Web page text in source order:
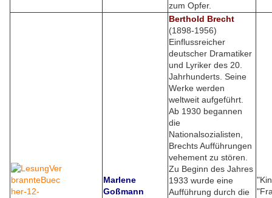
zum Opfer.
Marlene
Goßmann
Berthold Brecht
(1898-1956)
Einflussreicher
deutscher Dramatiker
und Lyriker des 20.
Jahrhunderts. Seine
Werke werden
weltweit aufgeführt.
Ab 1930 begannen
die
Nationalsozialisten,
Brechts Aufführungen
vehement zu stören.
Zu Beginn des Jahres
1933 wurde eine
Aufführung durch die